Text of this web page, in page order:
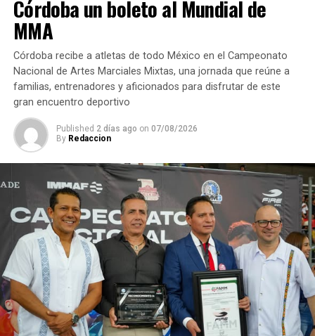
impuestos.
RELATED TOPICS: FEATURED
DESPUÉS
Atiende Alcalde peticiones de personal sindicalizado
ANTES
Convenio con Universidad será a favor de la salud de
animales
Córdoba un boleto al Mundial de
MMA
Córdoba recibe a atletas de todo México en el Campeonato
Nacional de Artes Marciales Mixtas, una jornada que reúne a
familias, entrenadores y aficionados para disfrutar de este
gran encuentro deportivo
Published 2 días ago on 07/08/2026
By Redaccion